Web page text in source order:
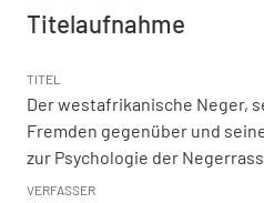
Titelaufnahme
TITEL
Der westafrikanische Neger,
Fremden gegenüber und
zur Psychologie der
VERFASSER